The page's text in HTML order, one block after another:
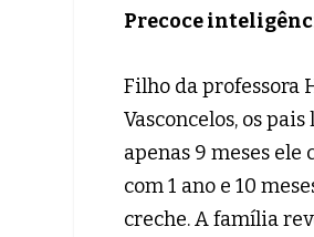
Precoce
Filho da professora
Vasconcelos, os
apenas 9 meses ele
com 1 ano e 10
creche. A família